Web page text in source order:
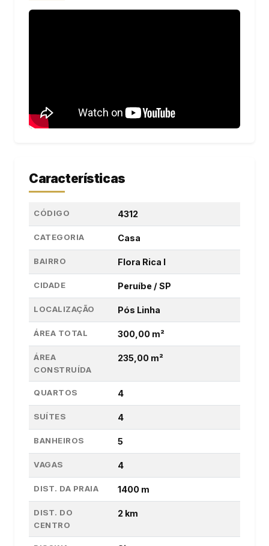
Características
CÓDIGO 4312
CATEGORIA Casa
BAIRRO Flora Rica I
CIDADE Peruíbe / SP
LOCALIZAÇÃO Pós Linha
ÁREA TOTAL 300,00 m²
ÁREA
CONSTRUÍDA
235,00 m²
QUARTOS 4
SUÍTES 4
BANHEIROS 5
VAGAS 4
DIST. DA PRAIA 1400 m
DIST. DO
CENTRO
2 km